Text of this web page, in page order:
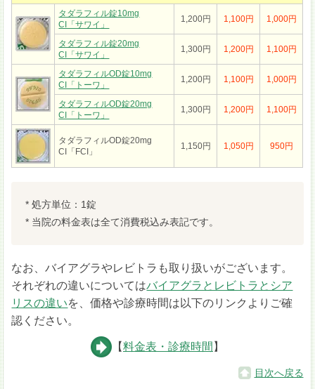
タダラフィル錠10mg
CI「サワイ」
1,200円 1,100円 1,000円
タダラフィル錠20mg
CI「サワイ」
1,300円 1,200円 1,100円
タダラフィルOD錠10mg
CI「トーワ」
1,200円 1,100円 1,000円
タダラフィルOD錠20mg
CI「トーワ」
1,300円 1,200円 1,100円
タダラフィルOD錠20mg
CI「FCI」
1,150円 1,050円 950円
* 処方単位：1錠
* 当院の料金表は全て消費税込み表記です。
なお、バイアグラやレビトラも取り扱いがございます。
それぞれの違いについてはバイアグラとレビトラとシア
リスの違いを、価格や診療時間は以下のリンクよりご確
認ください。
【料金表・診療時間 】
目次へ戻る